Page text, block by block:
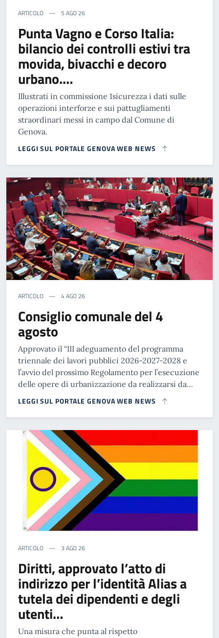
ARTICOLO 5 AGO 26
Punta Vagno e Corso Italia:
bilancio dei controlli estivi tra
movida, bivacchi e decoro
urbano.…
Illustrati in commissione 1sicurezza i dati sulle
operazioni interforze e sui pattugliamenti
straordinari messi in campo dal Comune di
Genova.
LEGGI SUL PORTALE GENOVA WEB NEWS
ARTICOLO 4 AGO 26
Consiglio comunale del 4
agosto
Approvato il “III adeguamento del programma
triennale dei lavori pubblici 2026-2027-2028 e
l’avvio del prossimo Regolamento per l’esecuzione
delle opere di urbanizzazione da realizzarsi da…
LEGGI SUL PORTALE GENOVA WEB NEWS
ARTICOLO 3 AGO 26
Diritti, approvato l’atto di
indirizzo per l’identità Alias a
tutela dei dipendenti e degli
utenti…
Una misura che punta al rispetto